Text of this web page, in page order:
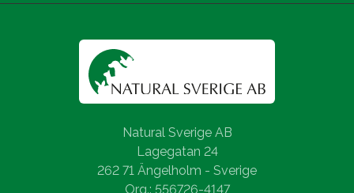
Natural Sverige AB
Lagegatan 24
262 71 Ängelholm - Sverige
Org.: 556726-4147